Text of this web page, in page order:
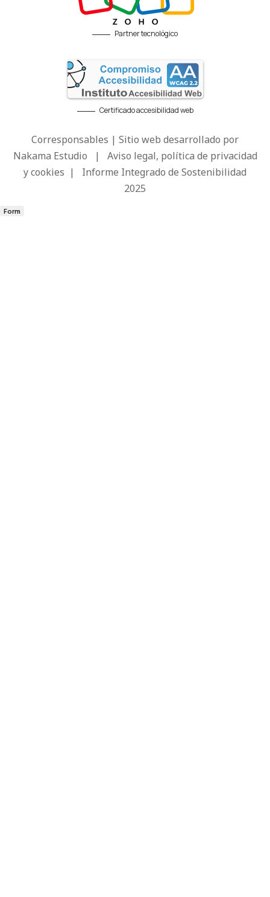
Partner tecnológico
Certificado accesibilidad web
Corresponsables | Sitio web desarrollado por
Nakama Estudio | Aviso legal, política de privacidad
y cookies | Informe Integrado de Sostenibilidad
2025
Form